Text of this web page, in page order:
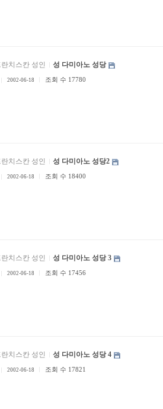
치스칸 성인 성 다미아노 성당
2002-06-18 조회 수 17780
치스칸 성인 성 다미아노 성당2
2002-06-18 조회 수 18400
치스칸 성인 성 다미아노 성당 3
2002-06-18 조회 수 17456
치스칸 성인 성 다미아노 성당 4
2002-06-18 조회 수 17821